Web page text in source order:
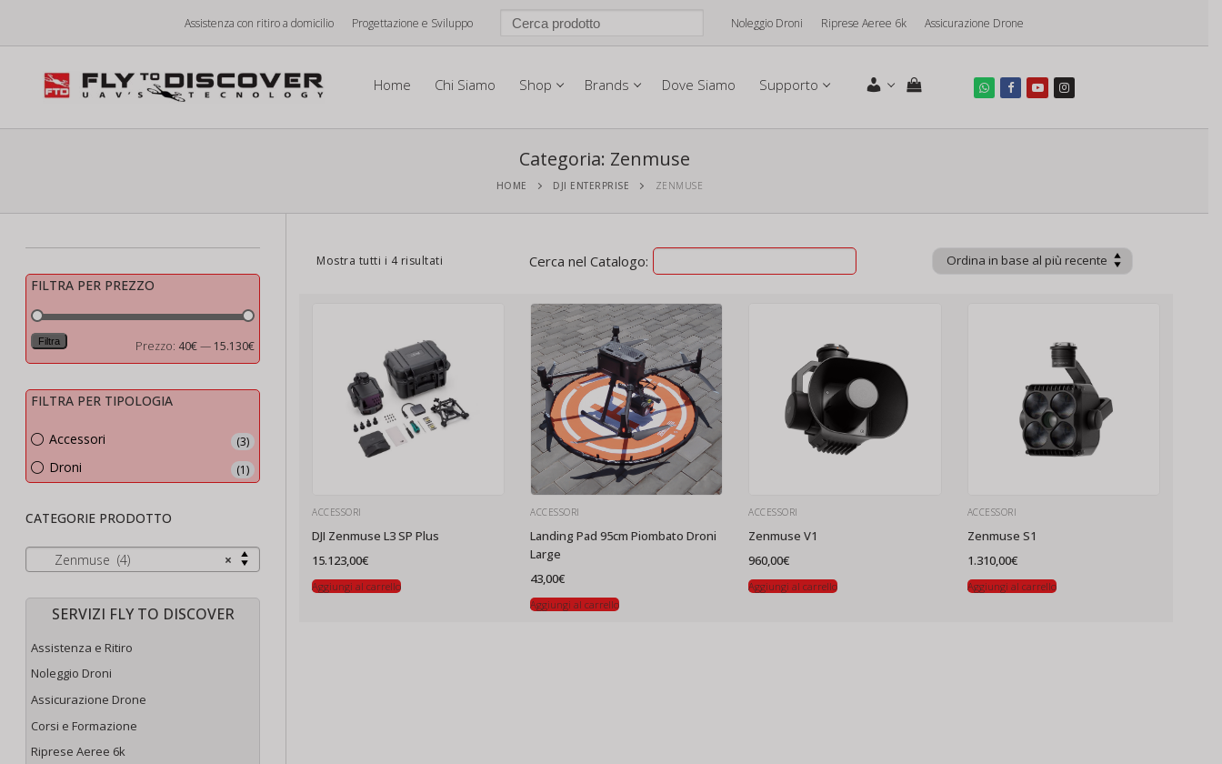
contenuto
Assistenza con ritiro a domicilio Progettazione e Sviluppo Noleggio Droni Riprese Aeree 6k Assicurazione Drone
Home Chi Siamo Shop Brands Dove Siamo Supporto
Categoria: Zenmuse
HOME DJI ENTERPRISE ZENMUSE
Mostra tutti i 4 risultati Cerca nel Catalogo:
ACCESSORI
DJI Zenmuse L3 SP Plus
15.123,00€
Aggiungi al carrello
ACCESSORI
Landing Pad 95cm Piombato Droni
Large
43,00€
Aggiungi al carrello
ACCESSORI
Zenmuse V1
960,00€
Aggiungi al carrello
ACCESSORI
Zenmuse S1
1.310,00€
Aggiungi al carrello
FILTRA PER PREZZO
Prezzo
Prezzo
Filtra Prezzo: 40€— 15.130€
FILTRA PER TIPOLOGIA
Accessori (3)
Droni (1)
CATEGORIE PRODOTTO
×
Zenmuse (4)
SERVIZI FLY TO DISCOVER
Assistenza e Ritiro
Noleggio Droni
Assicurazione Drone
Corsi e Formazione
Riprese Aeree 6k